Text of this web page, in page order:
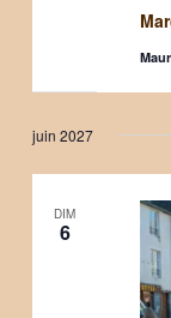
juin 2027
DIM
6